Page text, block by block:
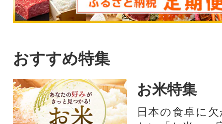
おすすめ特集
お米特集
日本の食卓に